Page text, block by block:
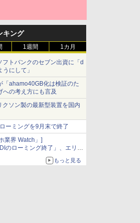
キング
1週間 1カ月
フトバンクのセブン出資に「d
にして」
「ahamo40GB化は検証のた
への考え方にも言及
クソン製の最新型装置を国内
ーミングを9月末で終了
業界 Watch」]
のローミング終了」、エリア
と楽天モバイルの課題
もっと見る